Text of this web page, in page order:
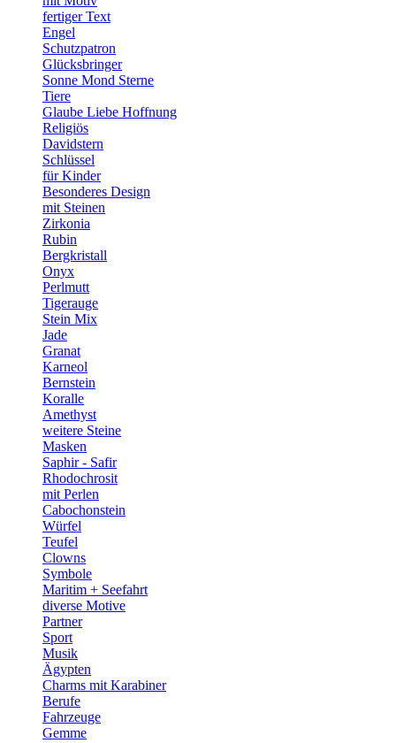
fertiger Text
Engel
Schutzpatron
Glücksbringer
Sonne Mond Sterne
Tiere
Glaube Liebe Hoffnung
Religiös
Davidstern
Schlüssel
für Kinder
Besonderes Design
mit Steinen
Zirkonia
Rubin
Bergkristall
Onyx
Perlmutt
Tigerauge
Stein Mix
Jade
Granat
Karneol
Bernstein
Koralle
Amethyst
weitere Steine
Masken
Saphir - Safir
Rhodochrosit
mit Perlen
Cabochonstein
Würfel
Teufel
Clowns
Symbole
Maritim + Seefahrt
diverse Motive
Partner
Sport
Musik
Ägypten
Charms mit Karabiner
Berufe
Fahrzeuge
Gemme